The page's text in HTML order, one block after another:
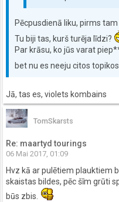
Pēcpusdienā liku, pirms
Tu biji tas, kurš turēja līdzi?
Par krāsu, ko jūs varat
bet nu es neeju citos
Jā, tas es, violets kombains
TomSkarsts
Re: maartyd tourings
06 Mai 2017, 01:09
Hvz kā ar pulētiem plauktiem
skaistas bildes, pēc šīm grūti
būs zbis.